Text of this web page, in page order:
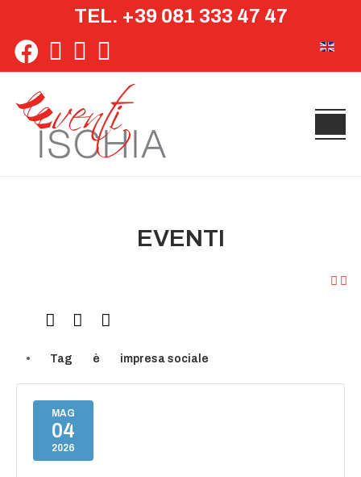
TEL. +39 081 333 47 47
EVENTI
Tag è impresa sociale
MAG
04
2026